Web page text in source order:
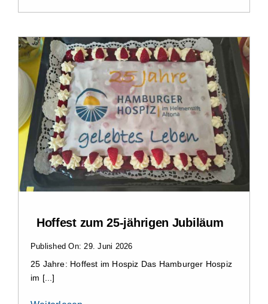
Hoffest zum 25-jährigen Jubiläum
Published On: 29. Juni 2026
25 Jahre: Hoffest im Hospiz Das Hamburger Hospiz
im [...]